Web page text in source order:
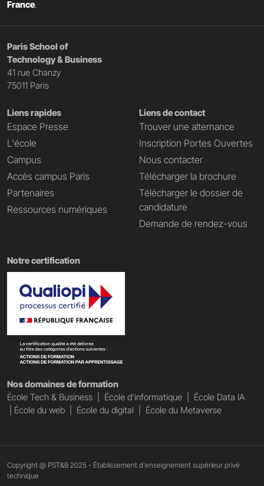
France.
Paris School of
Technology & Business
41 rue Chanzy
75011 Paris
Liens rapides
Espace Presse
L'école
Campus
Accès campus Paris
Partenaires
Ressources numériques
Liens de contact
Trouver une alternance
Inscription Portes Ouvertes
Nous contacter
Télécharger la brochure
Télécharger le dossier de
candidature
Demande de rendez-vous
Notre certification
Nos domaines de formation
École Tech & Business
École d'informatique
École Data IA
École du web École du digital École du Metaverse
Copyright @ PST&B 2025 - Établissement d'enseignement supérieur privé
technique